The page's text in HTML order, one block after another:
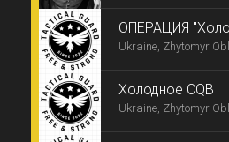
ОПЕРАЦИЯ
Ukraine, Zhytomyr
Холодное CQB
Ukraine, Zhytomyr